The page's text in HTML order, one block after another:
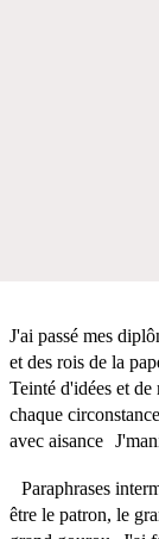
J'ai passé mes
et des rois de la
Teinté d'idées et
chaque
avec aisance
Paraphrases
être le patron, le